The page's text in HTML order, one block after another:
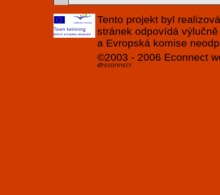
Tento projekt byl
stránek odpovídá
a Evropská komise
©2003 - 2006 Econnect